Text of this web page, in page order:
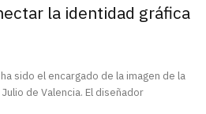
la identidad gráfica
sido el encargado de la imagen de la
de Valencia. El diseñador